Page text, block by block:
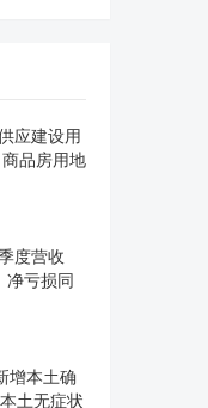
应建设用
品房用地
度营收
净亏损同
增本土确
土无症状